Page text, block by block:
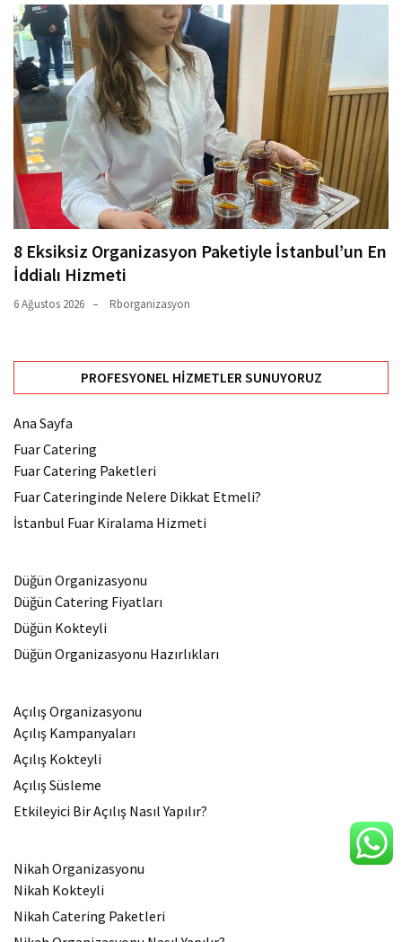
8 Eksiksiz Organizasyon Paketiyle İstanbul’un En
İddialı Hizmeti
6 Ağustos 2026 Rborganizasyon
PROFESYONEL HIZMETLER SUNUYORUZ
Ana Sayfa
Fuar Catering
Fuar Catering Paketleri
Fuar Cateringinde Nelere Dikkat Etmeli?
İstanbul Fuar Kiralama Hizmeti
Düğün Organizasyonu
Düğün Catering Fiyatları
Düğün Kokteyli
Düğün Organizasyonu Hazırlıkları
Açılış Organizasyonu
Açılış Kampanyaları
Açılış Kokteyli
Açılış Süsleme
Etkileyici Bir Açılış Nasıl Yapılır?
Nikah Organizasyonu
Nikah Kokteyli
Nikah Catering Paketleri